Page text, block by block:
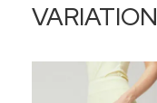
VARIATION